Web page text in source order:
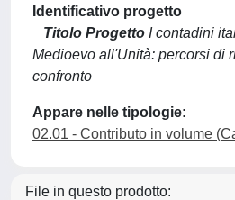
Identificativo progetto
Titolo Progetto I contadini
Medioevo all'Unità: percorsi di
confronto
Appare nelle tipologie:
02.01 - Contributo in volume
File in questo prodotto: